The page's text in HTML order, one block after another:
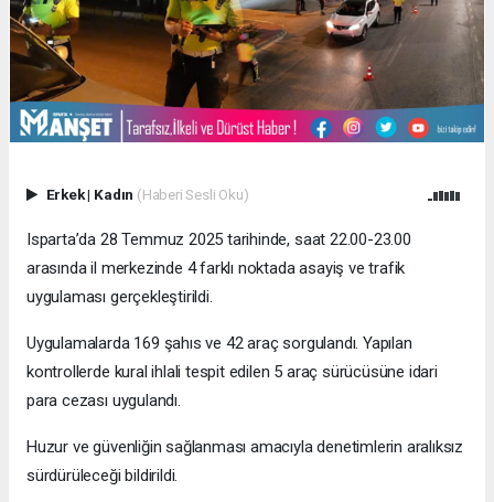
Erkek| Kadın (Haberi Sesli Oku)
Isparta’da 28 Temmuz 2025 tarihinde, saat 22.00-23.00
arasında il merkezinde 4 farklı noktada asayiş ve trafik
uygulaması gerçekleştirildi.
Uygulamalarda 169 şahıs ve 42 araç sorgulandı. Yapılan
kontrollerde kural ihlali tespit edilen 5 araç sürücüsüne idari
para cezası uygulandı.
Huzur ve güvenliğin sağlanması amacıyla denetimlerin aralıksız
sürdürüleceği bildirildi.